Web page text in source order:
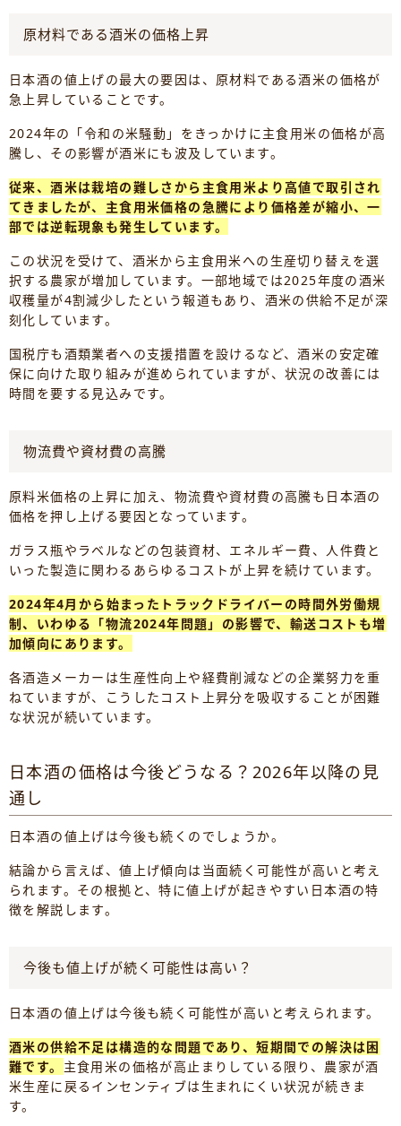
原材料である酒米の価格上昇
日本酒の値上げの最大の要因は、原材料である酒米の価格が
急上昇していることです。
2024年の「令和の米騒動」をきっかけに主食用米の価格が高
騰し、その影響が酒米にも波及しています。
従来、酒米は栽培の難しさから主食用米より高値で取引され
てきましたが、主食用米価格の急騰により価格差が縮小、一
部では逆転現象も発生しています。
この状況を受けて、酒米から主食用米への生産切り替えを選
択する農家が増加しています。一部地域では2025年度の酒米
収穫量が4割減少したという報道もあり、酒米の供給不足が深
刻化しています。
国税庁も酒類業者への支援措置を設けるなど、酒米の安定確
保に向けた取り組みが進められていますが、状況の改善には
時間を要する見込みです。
物流費や資材費の高騰
原料米価格の上昇に加え、物流費や資材費の高騰も日本酒の
価格を押し上げる要因となっています。
ガラス瓶やラベルなどの包装資材、エネルギー費、人件費と
いった製造に関わるあらゆるコストが上昇を続けています。
2024年4月から始まったトラックドライバーの時間外労働規
制、いわゆる「物流2024年問題」の影響で、輸送コストも増
加傾向にあります。
各酒造メーカーは生産性向上や経費削減などの企業努力を重
ねていますが、こうしたコスト上昇分を吸収することが困難
な状況が続いています。
日本酒の価格は今後どうなる？2026年以降の見
通し
日本酒の値上げは今後も続くのでしょうか。
結論から言えば、値上げ傾向は当面続く可能性が高いと考え
られます。その根拠と、特に値上げが起きやすい日本酒の特
徴を解説します。
今後も値上げが続く可能性は高い？
日本酒の値上げは今後も続く可能性が高いと考えられます。
酒米の供給不足は構造的な問題であり、短期間での解決は困
難です。 主食用米の価格が高止まりしている限り、農家が酒
米生産に戻るインセンティブは生まれにくい状況が続きま
す。